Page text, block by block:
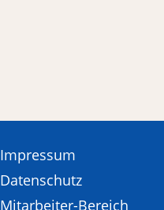
Impressum
Datenschutz
Mitarbeiter-Bereich